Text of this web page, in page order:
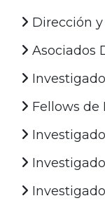
Dirección
Asociados
Fellows de